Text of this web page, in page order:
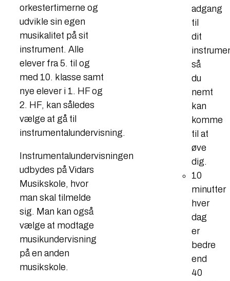
orkestertimerne og
udvikle sin egen
musikalitet på sit
instrument. Alle
elever fra 5. til og
med 10. klasse samt
nye elever i 1. HF og
2. HF, kan således
vælge at gå til
instrumentalundervisning.
Instrumentalundervisningen
udbydes på Vidars
Musikskole, hvor
man skal tilmelde
sig. Man kan også
vælge at modtage
musikundervisning
på en anden
musikskole.
adgang
til
dit
så
du
nemt
kan
komme
til at
øve
dig.
10
minutter
hver
dag
er
bedre
end
40